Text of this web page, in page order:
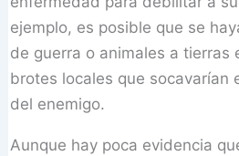
ejemplo, es posible que se
de guerra o animales a tierras
brotes locales que socavarían
del enemigo.
Aunque hay poca evidencia